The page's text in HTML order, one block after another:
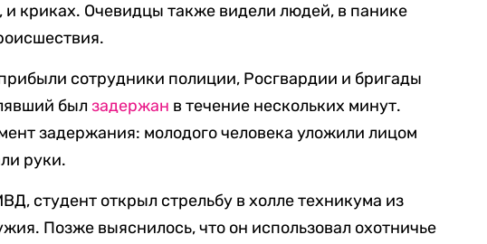
криках. Очевидцы также видели людей, в панике
сотрудники полиции, Росгвардии и бригады
былзадержан в течение нескольких минут.
задержания: молодого человека уложили лицом
руки.
студент открыл стрельбу в холле техникума из
Позже выяснилось, что он использовал охотничье